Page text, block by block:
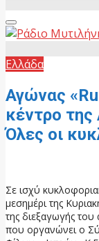
Primary
Menu
Ελλάδα
Αγώνας
κέντρο της
Όλες οι
Σε ισχύ
μεσημέρι της
της διεξαγωγής
που οργανώνει ο